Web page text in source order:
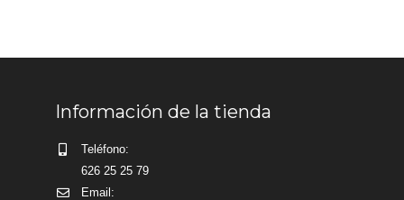
Información de la tienda
Teléfono:
626 25 25 79
Email: